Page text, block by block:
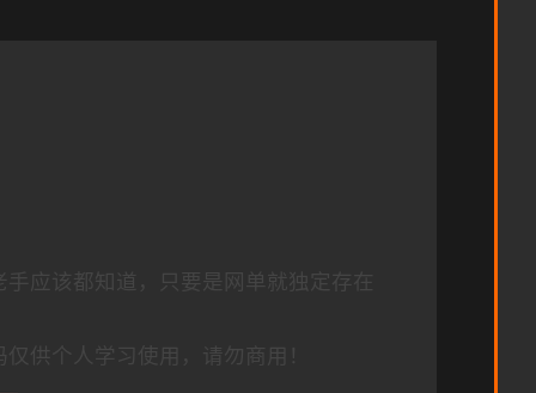
应该都知道，只要是网单就独定存在
供个人学习使用，请勿商用！